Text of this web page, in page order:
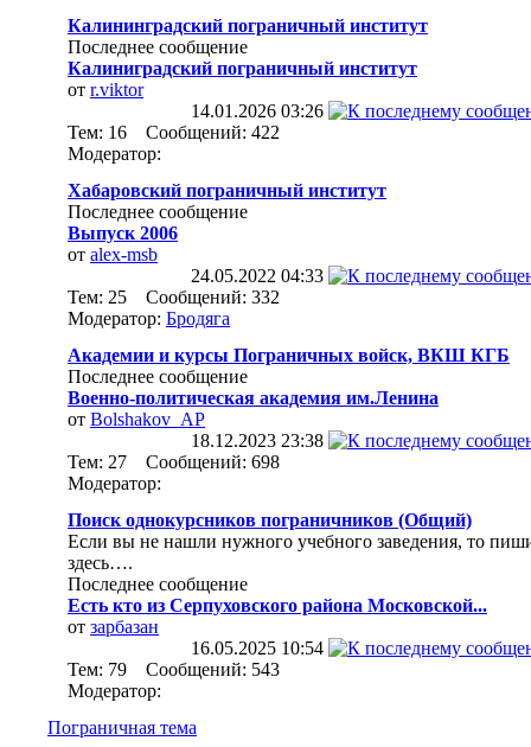
Калининградский пограничный институт
Последнее сообщение
Калиниградский пограничный институт
от r.viktor
14.01.2026 03:26
Тем: 16 Сообщений: 422
Модератор:
Хабаровский пограничный институт
Последнее сообщение
Выпуск 2006
от alex-msb
24.05.2022 04:33
Тем: 25 Сообщений: 332
Модератор: Бродяга
Академии и курсы Пограничных войск, ВКШ КГБ
Последнее сообщение
Военно-политическая академия им.Ленина
от Bolshakov_AP
18.12.2023 23:38
Тем: 27 Сообщений: 698
Модератор:
Поиск однокурсников пограничников (Общий)
Если вы не нашли нужного учебного заведения, то
здесь….
Последнее сообщение
Есть кто из Серпуховского района Московской...
от зарбазан
16.05.2025 10:54
Тем: 79 Сообщений: 543
Модератор:
Пограничная тема